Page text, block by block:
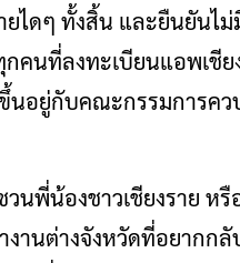
ยไดๆ ทั้งสิ้น และยืนยันไ
คนที่ลงทะเบียนแอพเชี
นอยู่กับคณะกรรมการคว
นพี่น้องชาวเชียงราย ห
งานต่างจังหวัดที่อยาก